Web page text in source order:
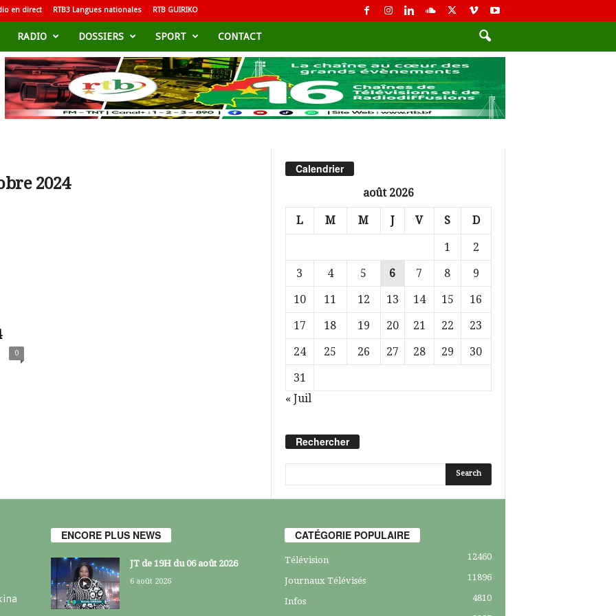
en direct RTB3 Langues nationales RTB GUIRIKO
RADIO DOSSIERS SPORT CONTACT
2024
0
Calendrier
août 2026
L M M J V S D
1
2
3
4 5 6 7 8
9
10
11 12 13 14 15
16
17
18 19 20 21 22
23
24
25 26 27 28 29
30
31
« Juil
Rechercher
ENCORE PLUS NEWS
JT de 19H du 06 août 2026
6 août 2026
CATÉGORIE POPULAIRE
Télévision 12460
Journaux Télévisés 11896
Infos
4810